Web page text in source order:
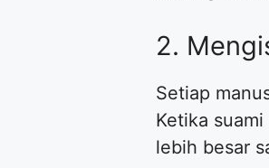
2.
Setiap
Ketika
lebih besar